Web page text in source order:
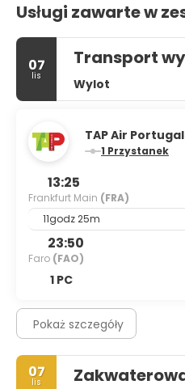
Usługi zawarte w
07
lis
Transport
Wylot
TAP Air Portugal
1 Przystanek
13:25
Frankfurt Main (FRA)
11godz 25m
23:50
Faro (FAO)
1 PC
Pokaż szczegóły
07
lis